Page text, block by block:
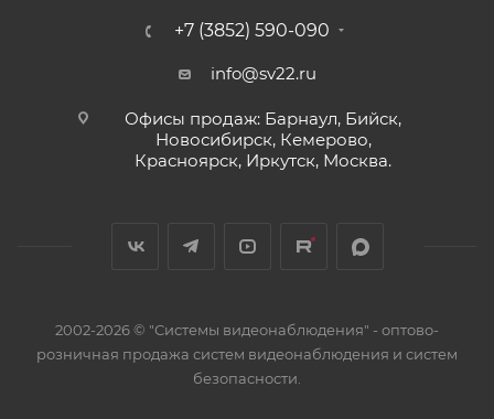
Эргономичная конструкция.
Модульное зарядное устройство.
Расстояние обнаружения металлических предметов
металлодетектором БЛОКПОСТ РД 900 ИМПУЛЬС
Штык-нож: 200 мм.
Канцелярская скрепка: 30 мм.
+7 (3852) 590-090
info@sv22.ru
Офисы продаж: Барнаул, Бийск,
Новосибирск, Кемерово,
Красноярск, Иркутск, Москва.
2002-2026 © "Системы видеонаблюдения" - оптово-
розничная продажа систем видеонаблюдения и систем
безопасности.